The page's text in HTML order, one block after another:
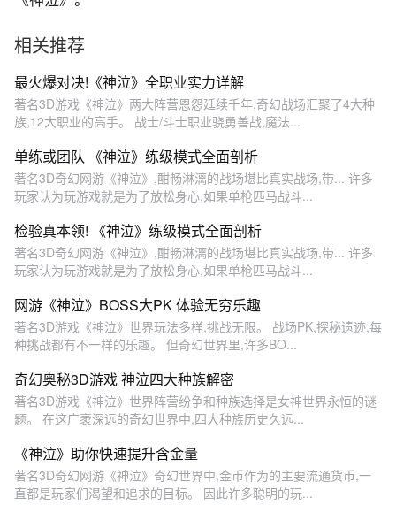
相关推荐
最火爆对决!《神泣》全职业实力详解
著名3D游戏《神泣》两大阵营恩怨延续千年,奇幻战场汇聚了4大种
族,12大职业的高手。 战士/斗士职业骁勇善战,魔法...
单练或团队 《神泣》练级模式全面剖析
著名3D奇幻网游《神泣》,酣畅淋漓的战场堪比真实战场,带... 许多
玩家认为玩游戏就是为了放松身心,如果单枪匹马战斗...
检验真本领! 《神泣》练级模式全面剖析
著名3D奇幻网游《神泣》,酣畅淋漓的战场堪比真实战场,带... 许多
玩家认为玩游戏就是为了放松身心,如果单枪匹马战斗...
网游《神泣》BOSS大PK 体验无穷乐趣
著名3D游戏《神泣》世界玩法多样,挑战无限。 战场PK,探秘遗迹,每
种挑战都有不一样的乐趣。 但奇幻世界里,许多BO...
奇幻奥秘3D游戏 神泣四大种族解密
著名3D游戏《神泣》世界阵营纷争和种族选择是女神世界永恒的谜
题。 在这广袤深远的奇幻世界中,四大种族历史久远...
《神泣》助你快速提升含金量
著名3D奇幻网游《神泣》奇幻世界中,金币作为的主要流通货币,一
直都是玩家们渴望和追求的目标。 因此许多聪明的玩...